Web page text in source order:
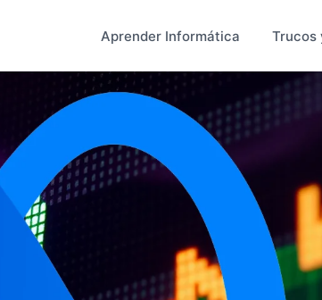
Aprender Informática Trucos